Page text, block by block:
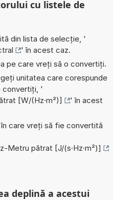
cu listele de
din lista de selecție, '
' în acest caz.
pe care vreți să o convertiți.
unitatea care corespunde
convertiți, '
[W/(Hz·m²)]
' în acest
care vreți să fie convertită
Metru pătrat [J/(s·Hz·m²)]
deplină a acestui